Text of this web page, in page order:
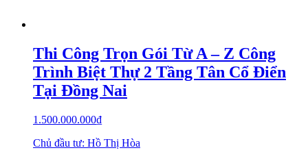
Thi Công Trọn Gói Từ A – Z Công
Trình Biệt Thự 2 Tầng Tân Cổ Điển
Tại Đồng Nai
1.500.000.000₫
Chủ đầu tư: Hồ Thị Hòa